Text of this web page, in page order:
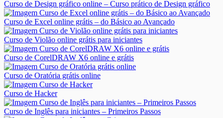
Curso de Design gráfico online – Curso prático de Design gráfico
Curso de Excel online grátis – do Básico ao Avançado
Curso de Violão online grátis para iniciantes
Curso de CorelDRAW X6 online e grátis
Curso de Oratória grátis online
Curso de Hacker
Curso de Inglês para iniciantes – Primeiros Passos